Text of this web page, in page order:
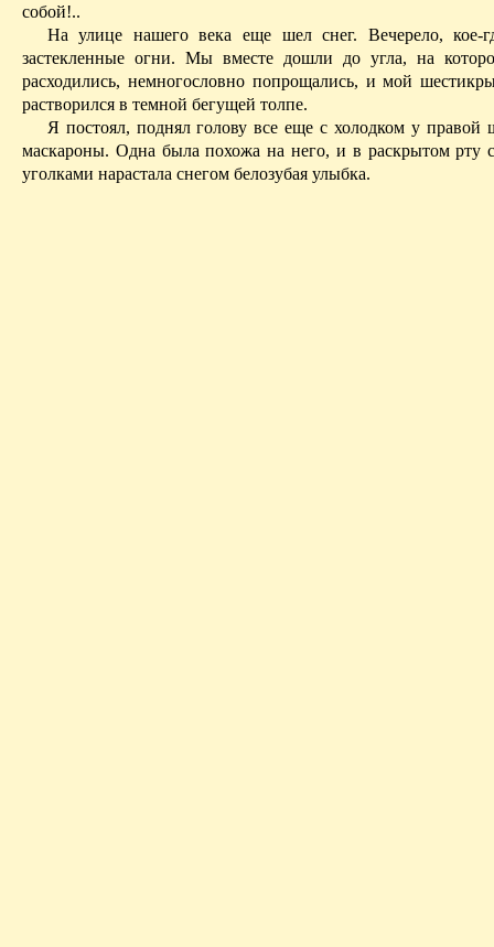
собой!..
На улице нашего века еще шел снег. Вечерело, кое-
застекленные огни. Мы вместе дошли до угла, на
расходились, немногословно попрощались, и мой
растворился в темной бегущей толпе.
Я постоял, поднял голову все еще с холодком у правой
маскароны. Одна была похожа на него, и в раскрытом рту
уголками нарастала снегом белозубая улыбка.